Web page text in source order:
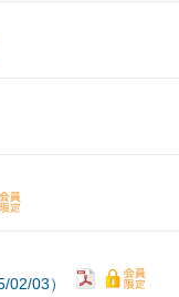
02/03）